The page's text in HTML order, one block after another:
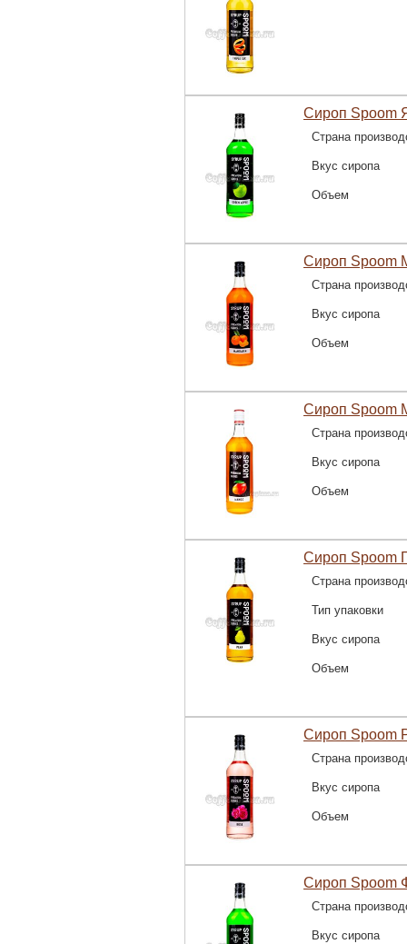
Сироп Spoom
Страна
Вкус сиропа
Объем
Сироп Spoom
Страна
Вкус сиропа
Объем
Сироп Spoom
Страна
Вкус сиропа
Объем
Сироп Spoom
Страна
Тип упаковки
Вкус сиропа
Объем
Сироп Spoom
Страна
Вкус сиропа
Объем
Сироп Spoom
Страна
Вкус сиропа